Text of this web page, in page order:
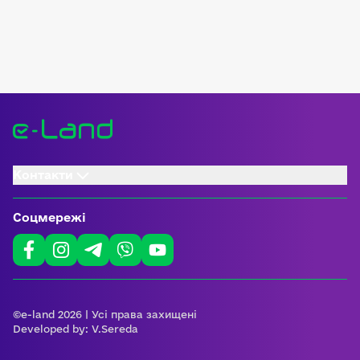
Соцмережі
©e-land 2026 | Усі права захищені
Developed by: V.Sereda